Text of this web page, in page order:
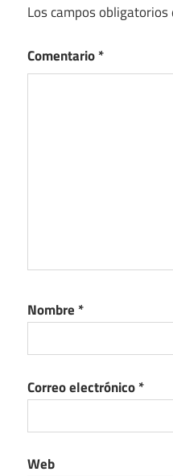
Los campos
Comentario*
Nombre *
Correo electrónico*
Web